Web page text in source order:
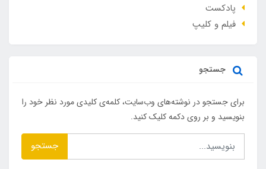
پادکست
فیلم و کلیپ
جستجو
برای جستجو در نوشته‌های وب‌سایت، کلمه‌ی کلیدی مورد نظر خود را
بنویسید و بر روی دکمه کلیک کنید.
جستجو